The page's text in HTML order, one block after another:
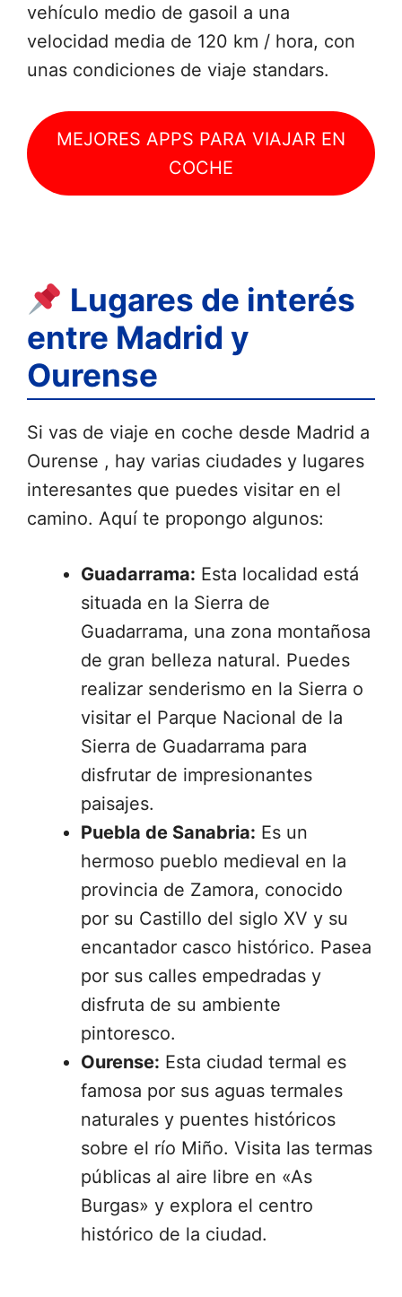
vehículo medio de gasoil a una
velocidad media de 120 km / hora, con
unas condiciones de viaje standars.
MEJORES APPS PARA VIAJAR EN
COCHE
Lugares de interés
entre Madrid y
Ourense
Si vas de viaje en coche desde Madrid a
Ourense , hay varias ciudades y lugares
interesantes que puedes visitar en el
camino. Aquí te propongo algunos:
Guadarrama: Esta localidad está
situada en la Sierra de
Guadarrama, una zona montañosa
de gran belleza natural. Puedes
realizar senderismo en la Sierra o
visitar el Parque Nacional de la
Sierra de Guadarrama para
disfrutar de impresionantes
paisajes.
Puebla de Sanabria: Es un
hermoso pueblo medieval en la
provincia de Zamora, conocido
por su Castillo del siglo XV y su
encantador casco histórico. Pasea
por sus calles empedradas y
disfruta de su ambiente
pintoresco.
Ourense: Esta ciudad termal es
famosa por sus aguas termales
naturales y puentes históricos
sobre el río Miño. Visita las termas
públicas al aire libre en «As
Burgas» y explora el centro
histórico de la ciudad.